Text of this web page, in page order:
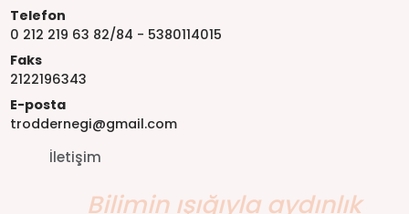
Telefon
0 212 219 63 82/84 - 5380114015
Faks
2122196343
E-posta
troddernegi@gmail.com
İletişim
Bilimin ışığıyla aydınlık